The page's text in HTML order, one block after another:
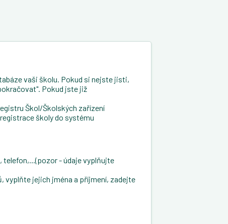
vaši školu. Pokud si nejste jisti,
Pokud jste již
Škol/Školských zařízení
školy do systému
telefon,...(pozor - údaje vyplňujte
vyplňte jejich jména a příjmení, zadejte